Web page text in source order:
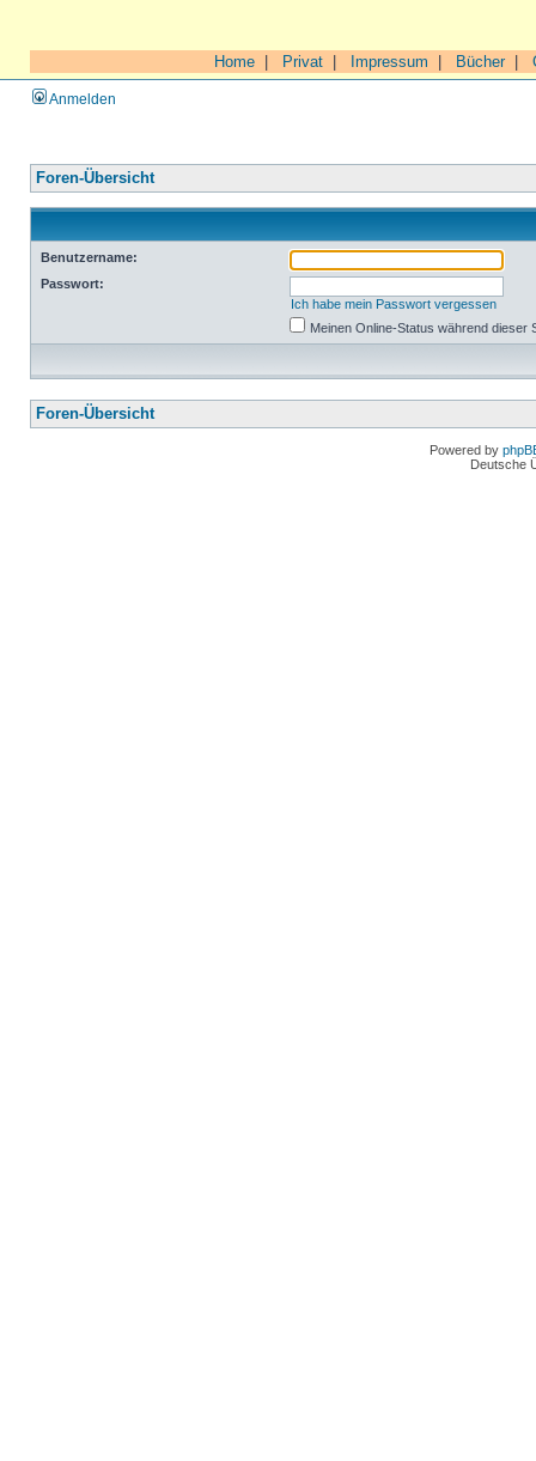
Home Privat Impressum Bücher|
Anmelden
Foren-Übersicht
Benutzername:
Passwort:
Ich habe mein Passwort vergessen
Meinen Online-Status während dieser
Foren-Übersicht
Powered by
Deutsche